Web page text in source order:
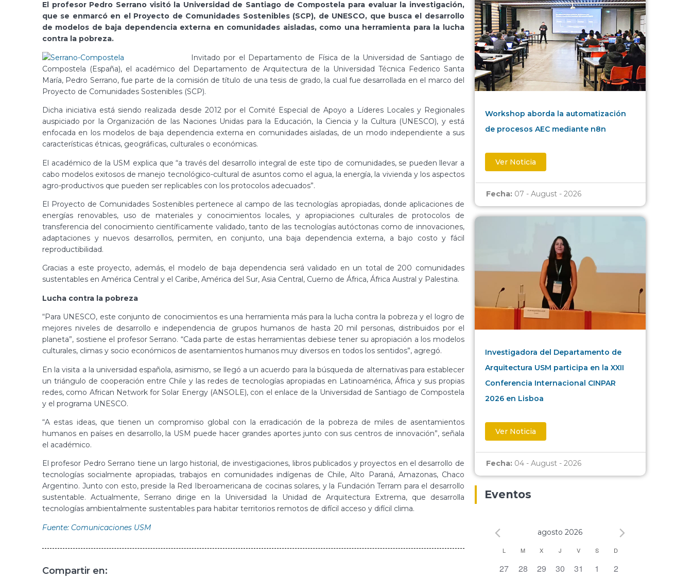
El profesor Pedro Serrano visitó la Universidad de Santiago de Compostela para evaluar la investigación,
que se enmarcó en el Proyecto de Comunidades Sostenibles (SCP), de UNESCO, que busca el desarrollo
de modelos de baja dependencia externa en comunidades aisladas, como una herramienta para la lucha
contra la pobreza.
Invitado por el Departamento de Física de la Universidad de Santiago de
Compostela (España), el académico del Departamento de Arquitectura de la Universidad Técnica Federico Santa
María, Pedro Serrano, fue parte de la comisión de título de una tesis de grado, la cual fue desarrollada en el marco del
Proyecto de Comunidades Sostenibles (SCP).
Dicha iniciativa está siendo realizada desde 2012 por el Comité Especial de Apoyo a Líderes Locales y Regionales
auspiciado por la Organización de las Naciones Unidas para la Educación, la Ciencia y la Cultura (UNESCO), y está
enfocada en los modelos de baja dependencia externa en comunidades aisladas, de un modo independiente a sus
características étnicas, geográficas, culturales o económicas.
El académico de la USM explica que “a través del desarrollo integral de este tipo de comunidades, se pueden llevar a
cabo modelos exitosos de manejo tecnológico-cultural de asuntos como el agua, la energía, la vivienda y los aspectos
agro-productivos que pueden ser replicables con los protocolos adecuados”.
El Proyecto de Comunidades Sostenibles pertenece al campo de las tecnologías apropiadas, donde aplicaciones de
energías renovables, uso de materiales y conocimientos locales, y apropiaciones culturales de protocolos de
transferencia del conocimiento científicamente validado, tanto de las tecnologías autóctonas como de innovaciones,
adaptaciones y nuevos desarrollos, permiten, en conjunto, una baja dependencia externa, a bajo costo y fácil
reproductibilidad.
Gracias a este proyecto, además, el modelo de baja dependencia será validado en un total de 200 comunidades
sustentables en América Central y el Caribe, América del Sur, Asia Central, Cuerno de África, África Austral y Palestina.
Lucha contra la pobreza
“Para UNESCO, este conjunto de conocimientos es una herramienta más para la lucha contra la pobreza y el logro de
mejores niveles de desarrollo e independencia de grupos humanos de hasta 20 mil personas, distribuidos por el
planeta”, sostiene el profesor Serrano. “Cada parte de estas herramientas debiese tener su apropiación a los modelos
culturales, climas y socio económicos de asentamientos humanos muy diversos en todos los sentidos”, agregó.
En la visita a la universidad española, asimismo, se llegó a un acuerdo para la búsqueda de alternativas para establecer
un triángulo de cooperación entre Chile y las redes de tecnologías apropiadas en Latinoamérica, África y sus propias
redes, como African Network for Solar Energy (ANSOLE), con el enlace de la Universidad de Santiago de Compostela
y el programa UNESCO.
“A estas ideas, que tienen un compromiso global con la erradicación de la pobreza de miles de asentamientos
humanos en países en desarrollo, la USM puede hacer grandes aportes junto con sus centros de innovación”, señala
el académico.
El profesor Pedro Serrano tiene un largo historial, de investigaciones, libros publicados y proyectos en el desarrollo de
tecnologías socialmente apropiadas, trabajos en comunidades indígenas de Chile, Alto Paraná, Amazonas, Chaco
Argentino. Junto con esto, preside la Red Iberoamericana de cocinas solares, y la Fundación Terram para el desarrollo
sustentable. Actualmente, Serrano dirige en la Universidad la Unidad de Arquitectura Extrema, que desarrolla
tecnologías ambientalmente sustentables para habitar territorios remotos de difícil acceso y difícil clima.
Fuente: Comunicaciones USM
Compartir en:
Workshop aborda la automatización
de procesos AEC mediante n8n
Ver Noticia
Fecha: 07 - August - 2026
Investigadora del Departamento de
Arquitectura USM participa en la XXII
Conferencia Internacional CINPAR
2026 en Lisboa
Ver Noticia
Fecha: 04 - August - 2026
Eventos
agosto 2026
Calendario
de
L M X J V S D
0 eventos,
27 0 eventos,
28 0 eventos,
29 0 eventos,
30 0 eventos,
31 0 eventos,
1 0 eventos,
2